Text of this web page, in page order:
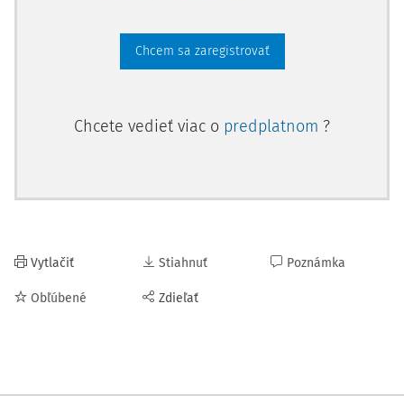
Chcem sa zaregistrovať
Chcete vedieť viac o predplatnom ?
Vytlačiť
Obľúbené
Stiahnuť
Zdieľať
Poznámka